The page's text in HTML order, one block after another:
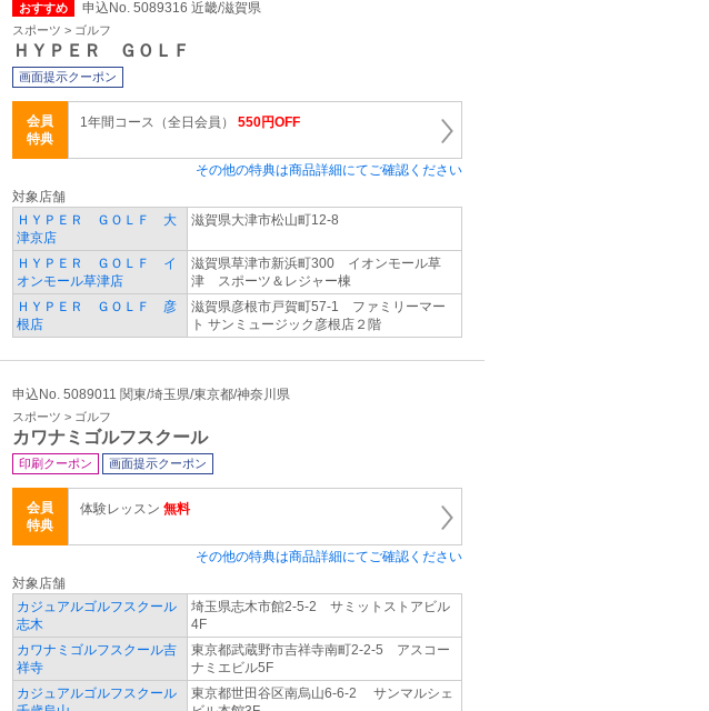
おすすめ 申込No. 5089316 近畿/滋賀県
スポーツ > ゴルフ
ＨＹＰＥＲ ＧＯＬＦ
画面提示クーポン
会員
特典
1年間コース（全日会員） 550円OFF
その他の特典は商品詳細にてご確認ください
対象店舗
ＨＹＰＥＲ ＧＯＬＦ 大
津京店
滋賀県大津市松山町12-8
ＨＹＰＥＲ ＧＯＬＦ イ
オンモール草津店
滋賀県草津市新浜町300 イオンモール草
津 スポーツ＆レジャー棟
ＨＹＰＥＲ ＧＯＬＦ 彦
根店
滋賀県彦根市戸賀町57-1 ファミリーマー
ト サンミュージック彦根店２階
申込No. 5089011 関東/埼玉県/東京都/神奈川県
スポーツ > ゴルフ
カワナミゴルフスクール
印刷クーポン 画面提示クーポン
会員
特典
体験レッスン 無料
その他の特典は商品詳細にてご確認ください
対象店舗
カジュアルゴルフスクール
志木
埼玉県志木市館2-5-2 サミットストアビル
4F
カワナミゴルフスクール吉
祥寺
東京都武蔵野市吉祥寺南町2-2-5 アスコー
ナミエビル5F
カジュアルゴルフスクール
東京都世田谷区南烏山6-6-2 サンマルシェ